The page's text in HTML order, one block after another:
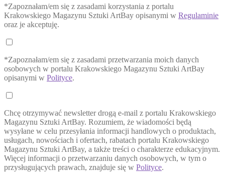
*Zapoznałam/em się z zasadami korzystania z portalu
Krakowskiego Magazynu Sztuki ArtBay opisanymi w Regulaminie
oraz je akceptuję.
*Zapoznałam/em się z zasadami przetwarzania moich danych
osobowych w portalu Krakowskiego Magazynu Sztuki ArtBay
opisanymi w Polityce.
Chcę otrzymywać newsletter drogą e-mail z portalu Krakowskiego
Magazynu Sztuki ArtBay. Rozumiem, że wiadomości będą
wysyłane w celu przesyłania informacji handlowych o produktach,
usługach, nowościach i ofertach, rabatach portalu Krakowskiego
Magazynu Sztuki ArtBay, a także treści o charakterze edukacyjnym.
Więcej informacji o przetwarzaniu danych osobowych, w tym o
przysługujących prawach, znajduje się w Polityce.